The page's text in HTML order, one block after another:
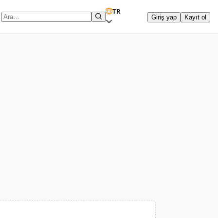
Arama terimi
TR
Giriş yap Kayıt ol